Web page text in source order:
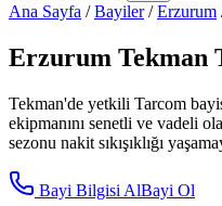
Ana Sayfa /Bayiler/Erzurum
Erzurum Tekman
Tekman'de yetkili Tarcom
ekipmanını senetli ve vadeli
sezonu nakit sıkışıklığı
Bayi Bilgisi AlBayi Ol